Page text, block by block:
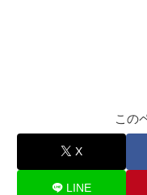
この
X
LINE